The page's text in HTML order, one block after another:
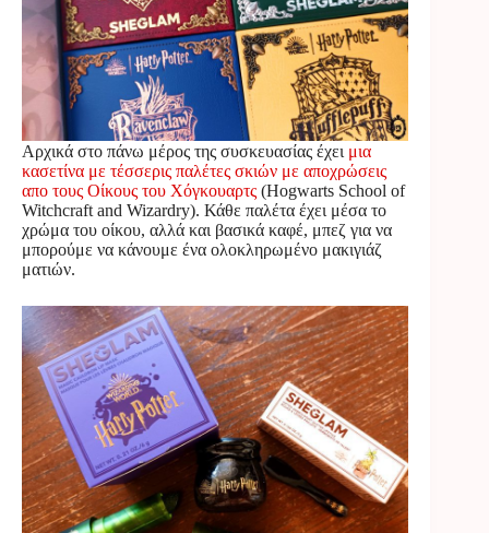
Αρχικά στο πάνω μέρος της συσκευασίας έχει μια
κασετίνα με τέσσερις παλέτες σκιών με αποχρώσεις
απο τους Οίκους του Χόγκουαρτς (Hogwarts School of
Witchcraft and Wizardry). Κάθε παλέτα έχει μέσα το
χρώμα του οίκου, αλλά και βασικά καφέ, μπεζ για να
μπορούμε να κάνουμε ένα ολοκληρωμένο μακιγιάζ
ματιών.